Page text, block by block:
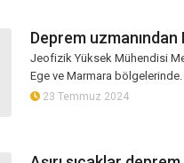
Deprem
Jeofizik Yüksek Mühendisi
Ege ve Marmara bölgelerinde.
23 Temmuz 2024